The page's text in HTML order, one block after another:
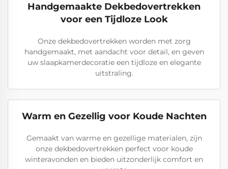
Handgemaakte Dekbedovertrekken
voor een Tijdloze Look
Onze dekbedovertrekken worden met zorg
handgemaakt, met aandacht voor detail, en geven
uw slaapkamerdecoratie een tijdloze en elegante
uitstraling.
Warm en Gezellig voor Koude Nachten
Gemaakt van warme en gezellige materialen, zijn
onze dekbedovertrekken perfect voor koude
winteravonden en bieden uitzonderlijk comfort en